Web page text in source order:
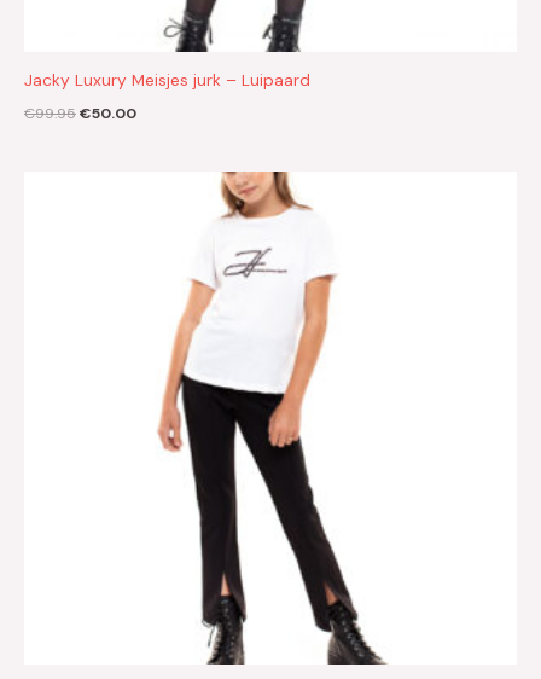
Jacky Luxury Meisjes jurk – Luipaard
€99.95€50.00